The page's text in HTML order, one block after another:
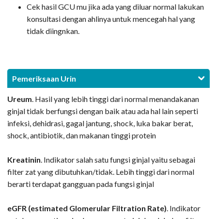
Cek hasil GCU mu jika ada yang diluar normal lakukan
konsultasi dengan ahlinya untuk mencegah hal yang
tidak diingnkan.
Pemeriksaan Urin
Ureum. Hasil yang lebih tinggi dari normal menandakanan
ginjal tidak berfungsi dengan baik atau ada hal lain seperti
infeksi, dehidrasi, gagal jantung, shock, luka bakar berat,
shock, antibiotik, dan makanan tinggi protein
Kreatinin. Indikator salah satu fungsi ginjal yaitu sebagai
filter zat yang dibutuhkan/tidak. Lebih tinggi dari normal
berarti terdapat gangguan pada fungsi ginjal
eGFR (estimated Glomerular Filtration Rate). Indikator